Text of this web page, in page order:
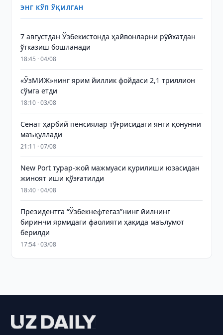
ЭНГ КЎП ЎҚИЛГАН
7 августдан Ўзбекистонда ҳайвонларни рўйхатдан
ўтказиш бошланади
18:45 · 04/08
«ЎзМИЖ»нинг ярим йиллик фойдаси 2,1 триллион
сўмга етди
18:10 · 03/08
Сенат ҳарбий пенсиялар тўғрисидаги янги қонунни
маъқуллади
21:11 · 07/08
New Port турар-жой мажмуаси қурилиши юзасидан
жиноят иши қўзғатилди
18:40 · 04/08
Президентга “Ўзбекнефтегаз”нинг йилнинг
биринчи ярмидаги фаолияти ҳақида маълумот
берилди
17:54 · 03/08